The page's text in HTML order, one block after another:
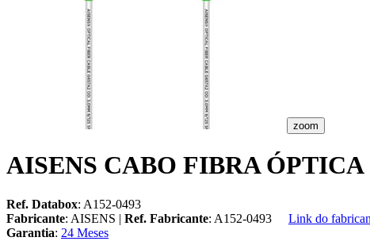
zoom
AISENS CABO FIBRA ÓPTICA
Ref. Databox: A152-0493
Fabricante: AISENS | Ref. Fabricante: A152-0493
Link do
Garantia: 24 Meses